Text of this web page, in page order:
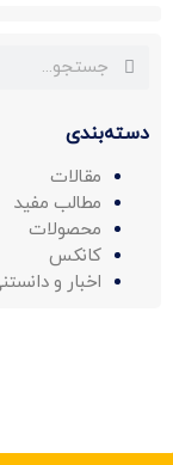
دسته‌بندی
مقالات
مطالب مفید
محصولات
کانکس
اخبار و